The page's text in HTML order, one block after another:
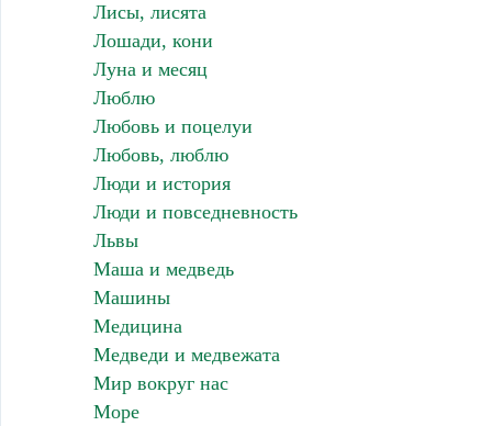
Лисы, лисята
Лошади, кони
Луна и месяц
Люблю
Любовь и поцелуи
Любовь, люблю
Люди и история
Люди и повседневность
Львы
Маша и медведь
Машины
Медицина
Медведи и медвежата
Мир вокруг нас
Море